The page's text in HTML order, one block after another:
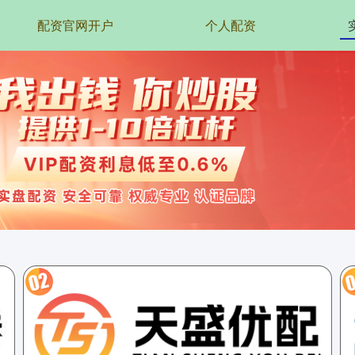
配资官网开户 个人配资